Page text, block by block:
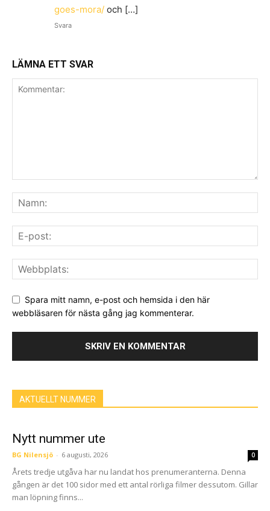
goes-mora/ och […]
Svara
LÄMNA ETT SVAR
Spara mitt namn, e-post och hemsida i den här
webbläsaren för nästa gång jag kommenterar.
AKTUELLT NUMMER
Nytt nummer ute
BG Nilensjö - 6 augusti, 2026 0
Årets tredje utgåva har nu landat hos prenumeranterna. Denna
gången är det 100 sidor med ett antal rörliga filmer dessutom. Gillar
man löpning finns...